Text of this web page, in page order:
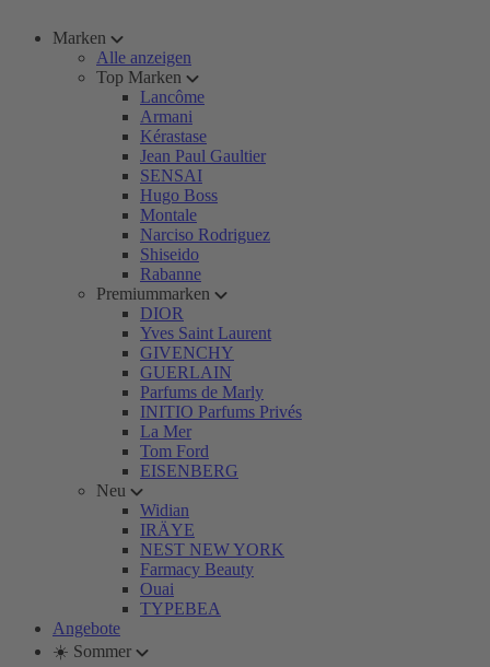
Marken
Alle anzeigen
Top Marken
Lancôme
Armani
Kérastase
Jean Paul Gaultier
SENSAI
Hugo Boss
Montale
Narciso Rodriguez
Shiseido
Rabanne
Premiummarken
DIOR
Yves Saint Laurent
GIVENCHY
GUERLAIN
Parfums de Marly
INITIO Parfums Privés
La Mer
Tom Ford
EISENBERG
Neu
Widian
IRÄYE
NEST NEW YORK
Farmacy Beauty
Ouai
TYPEBEA
Angebote
☀️ Sommer